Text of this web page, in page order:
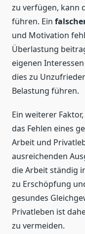
zu verfügen, kann
führen. Ein
und Motivation
Überlastung
eigenen
dies zu
Belastung führen.
Ein weiterer
das Fehlen eines
Arbeit und
ausreichenden
die Arbeit ständig
zu Erschöpfung
gesundes
Privatleben ist
zu vermeiden.